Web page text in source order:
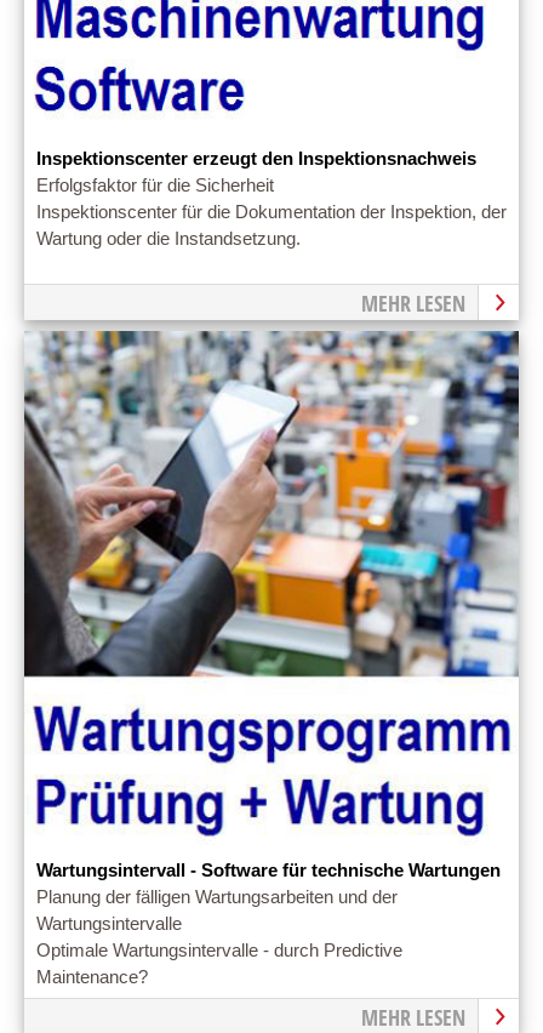
Inspektionscenter erzeugt den Inspektionsnachweis
Erfolgsfaktor für die Sicherheit
Inspektionscenter für die Dokumentation der Inspektion, der
Wartung oder die Instandsetzung.
MEHR LESEN
Wartungsintervall - Software für technische Wartungen
Planung der fälligen Wartungsarbeiten und der
Wartungsintervalle
Optimale Wartungsintervalle - durch Predictive
Maintenance?
MEHR LESEN